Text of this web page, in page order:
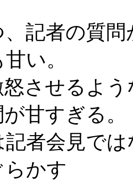
、記者の質
い。
させるよ
甘すぎる。
記者会見で
らかす